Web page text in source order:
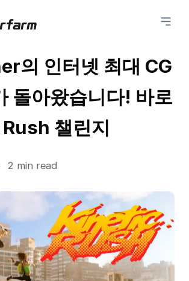
의 인터넷 최대 CG
돌아왔습니다! 바로
챌린지
2 min read